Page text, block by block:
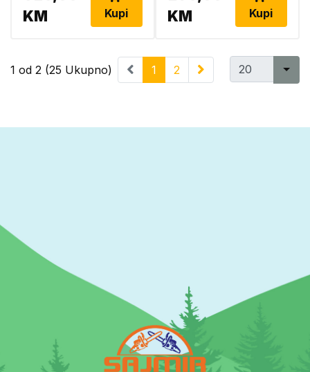
KM
Kupi
KM
Kupi
1 od 2 (25 Ukupno) 1 2